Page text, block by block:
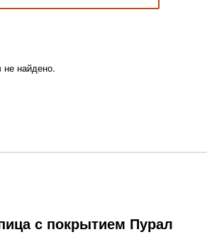
не найдено.
с покрытием Пурал